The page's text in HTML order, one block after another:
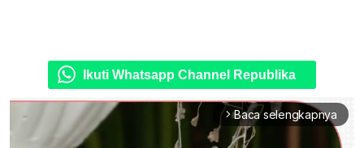
Ikuti Whatsapp Channel Republika
arrow_forward_ios Baca selengkapnya